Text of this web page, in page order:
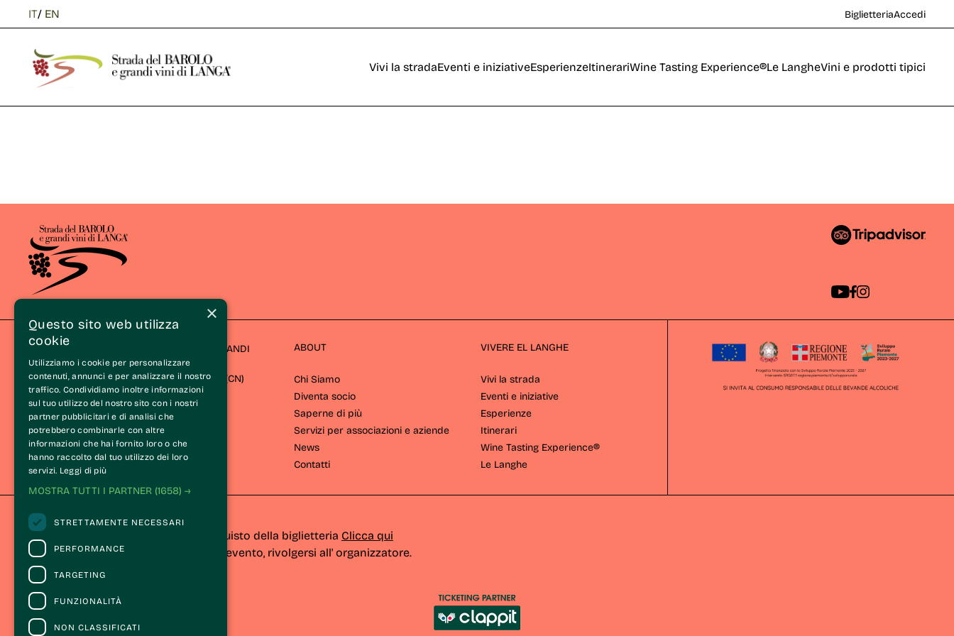
IT/ EN BiglietteriaAccedi
Vivi la stradaEventi e iniziativeEsperienzeItinerariWine Tasting Experience®Le LangheVini e prodotti tipici
ASSOCIAZIONE STRADA DEL BAROLO E GRANDI
VINI DI LANGA
Via Cavour 26/A 12060 Castiglione Falletto (CN)
ABOUT
Chi Siamo
Diventa socio
Saperne di più
Servizi per associazioni e aziende
News
Contatti
VIVERE EL LANGHE
Vivi la strada
Eventi e iniziative
Esperienze
Itinerari
Wine Tasting Experience®
Le Langhe
CONTATTI
Per informazioni e supporto all'acquisto della biglietteria Clicca qui
Per informazioni sul programma e l'evento, rivolgersi all' organizzatore.
Dichiarazione di accessibilità
×
Questo sito web utilizza
cookie
Utilizziamo i cookie per personalizzare
contenuti, annunci e per analizzare il nostro
traffico. Condividiamo inoltre informazioni
sul tuo utilizzo del nostro sito con i nostri
partner pubblicitari e di analisi che
potrebbero combinarle con altre
informazioni che hai fornito loro o che
hanno raccolto dal tuo utilizzo dei loro
servizi. Leggi di più
MOSTRA TUTTI I PARTNER (1658) →
STRETTAMENTE NECESSARI
PERFORMANCE
TARGETING
FUNZIONALITÀ
NON CLASSIFICATI